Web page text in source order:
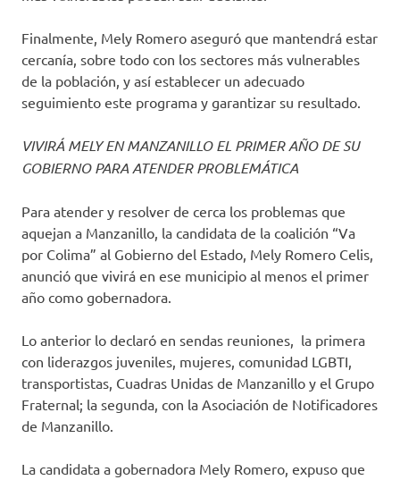
Finalmente, Mely Romero aseguró que mantendrá estar
cercanía, sobre todo con los sectores más vulnerables
de la población, y así establecer un adecuado
seguimiento este programa y garantizar su resultado.
VIVIRÁ MELY EN MANZANILLO EL PRIMER AÑO DE SU
GOBIERNO PARA ATENDER PROBLEMÁTICA
Para atender y resolver de cerca los problemas que
aquejan a Manzanillo, la candidata de la coalición “Va
por Colima” al Gobierno del Estado, Mely Romero Celis,
anunció que vivirá en ese municipio al menos el primer
año como gobernadora.
Lo anterior lo declaró en sendas reuniones, la primera
con liderazgos juveniles, mujeres, comunidad LGBTI,
transportistas, Cuadras Unidas de Manzanillo y el Grupo
Fraternal; la segunda, con la Asociación de Notificadores
de Manzanillo.
La candidata a gobernadora Mely Romero, expuso que